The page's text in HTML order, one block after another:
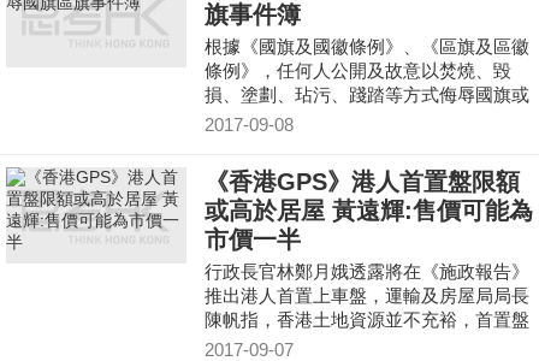
旗事件簿
根據《國旗及國徽條例》、《區旗及區徽
條例》，任何人公開及故意以焚燒、毀
損、塗劃、玷污、踐踏等方式侮辱國旗或
國徽／區旗或區徽，即屬犯罪，一經循公
萬元。
2017-09-08
《香港GPS》港人首置盤限額
或高於居屋 黃遠輝:售價可能為
市價一半
行政長官林鄭月娥透露將在《施政報告》
推出港人首置上車盤，運輸及房屋局局長
陳帆指，香港土地資源並不充裕，首置盤
是以置業為前提，助年輕人安居置業。房
2017-09-07